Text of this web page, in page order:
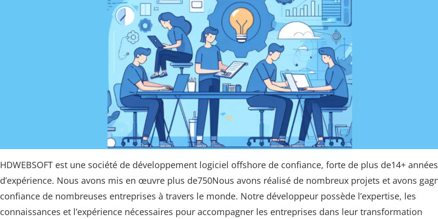
HDWEBSOFT est une société de développement logiciel offshore de confiance, forte de plus de14+ années
d’expérience. Nous avons mis en œuvre plus de750Nous avons réalisé de nombreux projets et avons
confiance de nombreuses entreprises à travers le monde. Notre développeur possède l’expertise, les
connaissances et l’expérience nécessaires pour accompagner les entreprises dans leur transformation